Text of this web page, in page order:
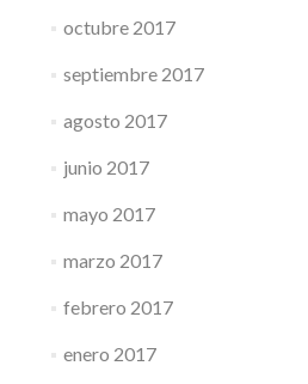
octubre 2017
septiembre 2017
agosto 2017
junio 2017
mayo 2017
marzo 2017
febrero 2017
enero 2017